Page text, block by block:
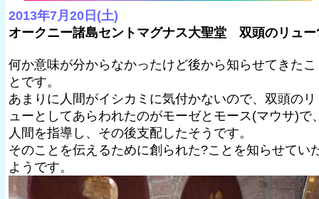
2013年7月20日(土)
オークニー諸島セントマグナス大聖堂 双頭のリュー
何か意味が分からなかったけど後から知らせてきたこ
とです。
あまりに人間がイシカミに気付かないので、双頭のリ
ューとしてあらわれたのがモーゼとモース(マウサ)で
人間を指導し、その後支配したそうです。
そのことを伝えるために創られた?ことを知らせてい
ようです。